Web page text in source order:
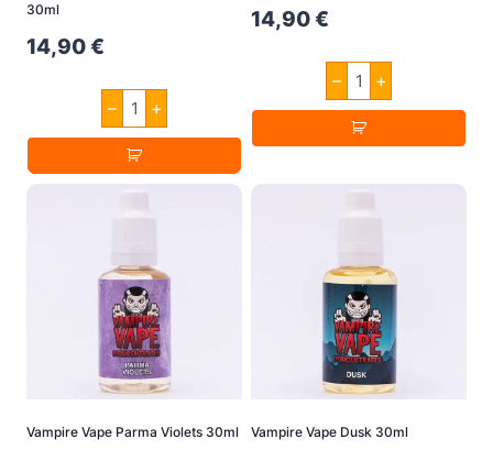
30ml
14,90€
–
Vampire
Vape
Tropical
Island
30ml
Menge
+
14,90€
–
Vampire
Vape
Bubblegum
30ml
Menge
+
Vampire Vape Parma Violets 30ml Vampire Vape Dusk 30ml